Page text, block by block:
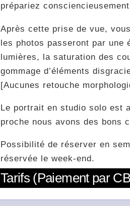
prépariez
Après cette prise de vue,
les photos passeront par
lumières, la saturation des
gommage d’éléments
[Aucunes retouche
Le portrait en studio solo est
proche nous avons des bons
Possibilité de réserver en
réservée le week-end.
Tarifs (Paiement par